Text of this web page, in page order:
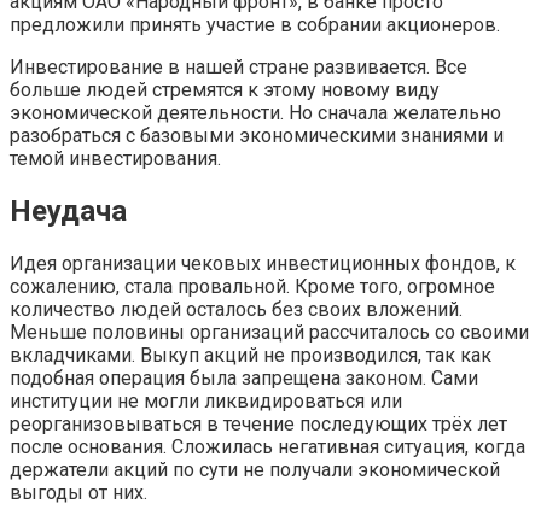
предложили принять участие в собрании акционеров.
Инвестирование в нашей стране развивается. Все
больше людей стремятся к этому новому виду
экономической деятельности. Но сначала желательно
разобраться с базовыми экономическими знаниями и
темой инвестирования.
Неудача
Идея организации чековых инвестиционных фондов, к
сожалению, стала провальной. Кроме того, огромное
количество людей осталось без своих вложений.
Меньше половины организаций рассчиталось со своими
вкладчиками. Выкуп акций не производился, так как
подобная операция была запрещена законом. Сами
институции не могли ликвидироваться или
реорганизовываться в течение последующих трёх лет
после основания. Сложилась негативная ситуация, когда
держатели акций по сути не получали экономической
выгоды от них.